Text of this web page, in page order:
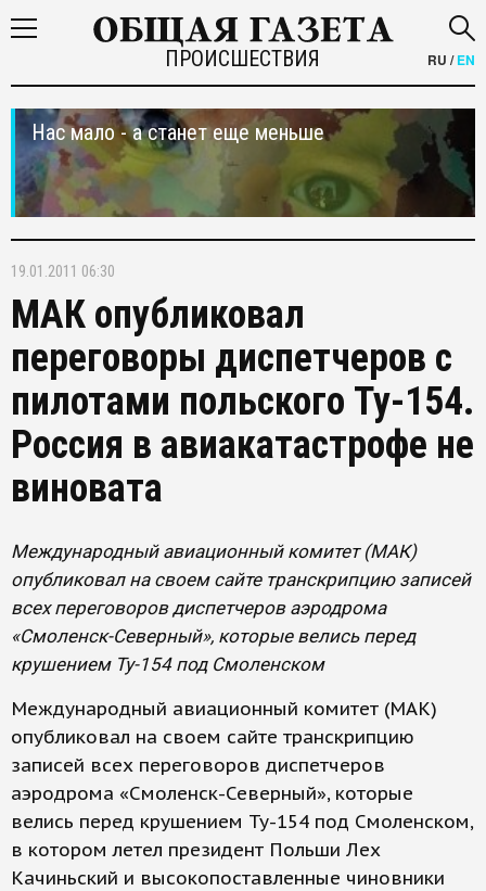
ПРОИСШЕСТВИЯ RU /EN
Нас мало - а станет еще меньше
19.01.2011 06:30
МАК опубликовал
переговоры диспетчеров с
пилотами польского Ту-154.
Россия в авиакатастрофе не
виновата
Международный авиационный комитет (МАК)
опубликовал на своем сайте транскрипцию записей
всех переговоров диспетчеров аэродрома
«Смоленск-Северный», которые велись перед
крушением Ту-154 под Смоленском
Международный авиационный комитет (МАК)
опубликовал на своем сайте транскрипцию
записей всех переговоров диспетчеров
аэродрома «Смоленск-Северный», которые
велись перед крушением Ту-154 под Смоленском,
в котором летел президент Польши Лех
Качиньский и высокопоставленные чиновники